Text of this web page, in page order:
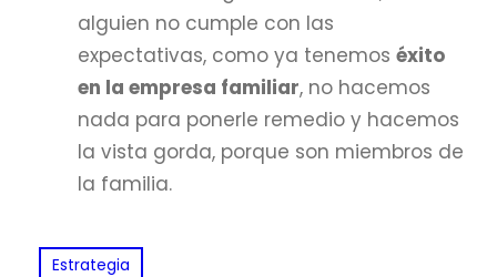
alguien no cumple con las
expectativas, como ya tenemos éxito
en la empresa familiar, no hacemos
nada para ponerle remedio y hacemos
la vista gorda, porque son miembros de
la familia.
Estrategia